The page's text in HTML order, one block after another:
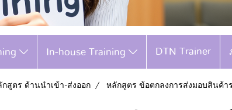
In-house Training DTN Trainer
สูตร ด้านนำเข้า-ส่งออก หลักสูตร ข้อตกลงการส่งมอบสินค้า